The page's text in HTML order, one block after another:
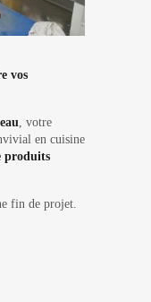
vos
, votre
en cuisine
produits
fin de projet.